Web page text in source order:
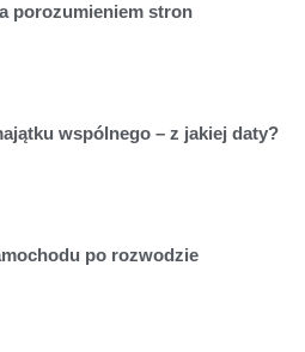
porozumieniem stron
wspólnego – z jakiej daty?
po rozwodzie